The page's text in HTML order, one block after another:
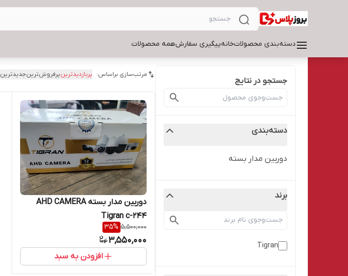
دسته‌بندی محصولاتخانهپیگیری سفارشهمه محصولات
جستجو در نتایج
دسته‌بندی
دوربین مدار بسته
برند
Tigran
مرتب‌سازی براساس: پربازدیدترینپرفروش‌ترینجدیدترین
دوربین مدار بسته AHD CAMERA
Tigran c-244
5,500,000
35%
3,550,000
افزودن به سبد